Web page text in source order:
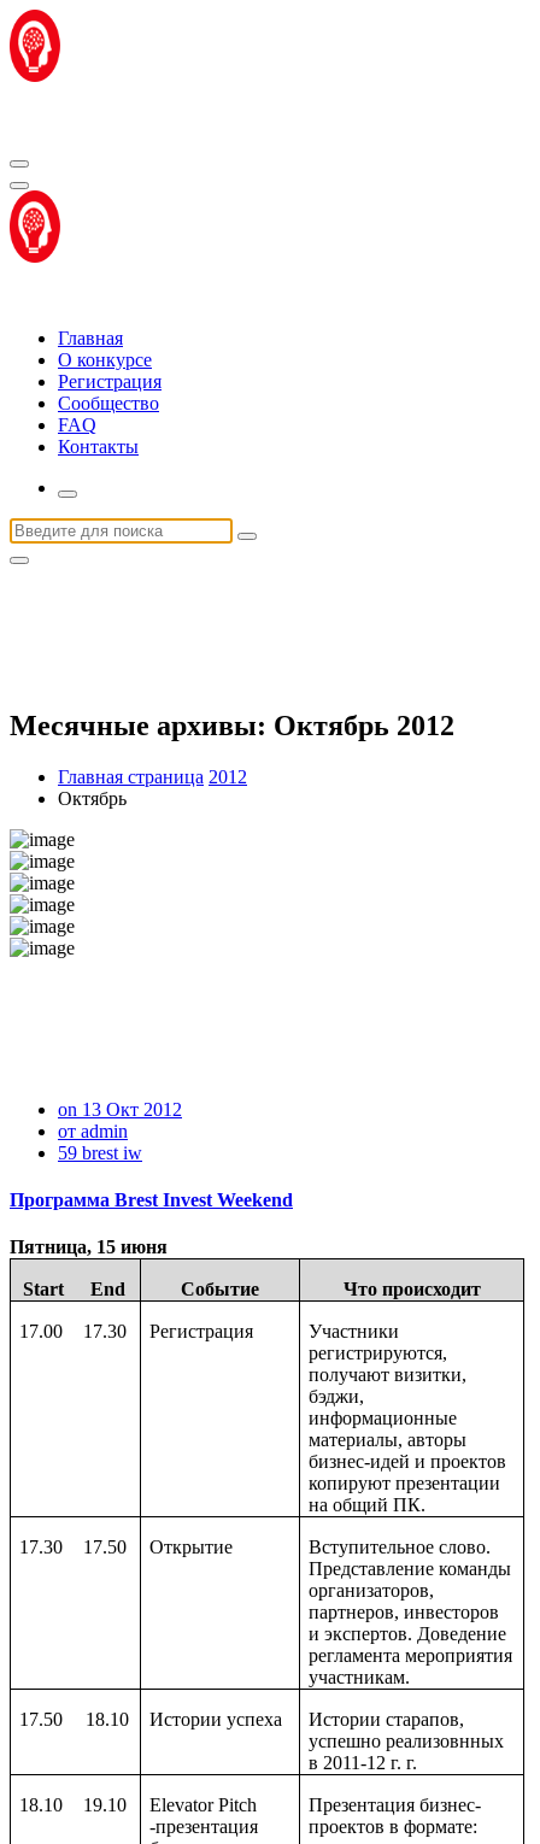
Перейти
к
содержимому
Главная
О конкурсе
Регистрация
Сообщество
FAQ
Контакты
Искать:
Месячные архивы: Октябрь 2012
Главная страница 2012
Октябрь
on 13 Окт 2012
от admin
59 brest iw
Программа Brest Invest Weekend
Пятница, 15 июня
Start End Событие Что происходит
17.00 17.30 Регистрация
Участники
регистрируются,
получают визитки,
бэджи,
информационные
материалы, авторы
бизнес-идей и проектов
копируют презентации
на общий ПК.
17.30 17.50 Открытие
Вступительное слово.
Представление команды
организаторов,
партнеров, инвесторов
и экспертов. Доведение
регламента мероприятия
участникам.
17.50 18.10 Истории успеха
Истории старапов,
успешно реализовнных
в 2011-12 г. г.
18.10 19.10 ElevatorPitch
-презентация
Презентация бизнес-
проектов в формате: